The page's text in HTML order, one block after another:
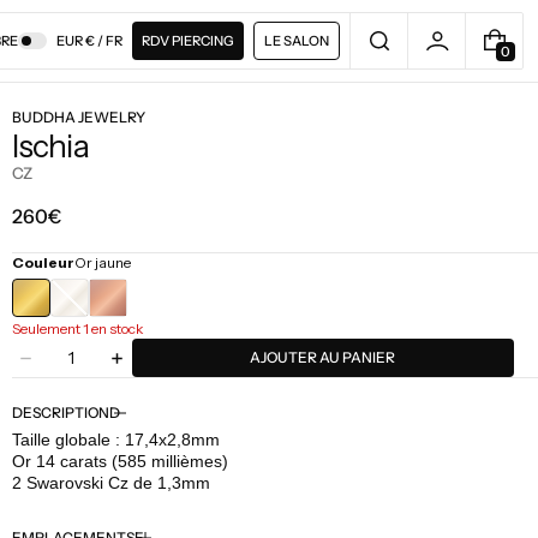
EUR € / FR RDV PIERCING LE SALON
00
A
BUDDHA JEWELRY
Ischia
CZ
Prix
260€
CouleurOr jaune
OR
BLANC
Seulement 1 en stock
Diminuer
quantité
pour
Buddha
Jewelry
Quantité
Augmenter
quantité
pour
Buddha
Jewelry
AJOUTER AU PANIER
DESCRIPTION
Taille globale : 17,4x2,8mm
Or 14 carats (585 millièmes)
2 Swarovski Cz de 1,3mm